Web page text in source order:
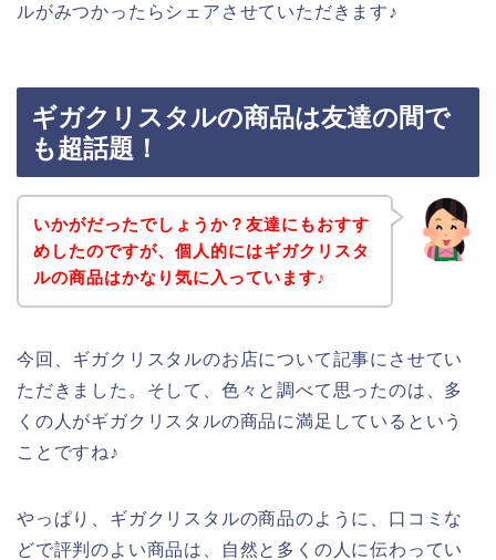
ルがみつかったらシェアさせていただきます♪
ギガクリスタルの商品は友達の間で
も超話題！
いかがだったでしょうか？友達にもおすす
めしたのですが、個人的にはギガクリスタ
ルの商品はかなり気に入っています♪
今回、ギガクリスタルのお店について記事にさせてい
ただきました。そして、色々と調べて思ったのは、多
くの人がギガクリスタルの商品に満足しているという
ことですね♪
やっぱり、ギガクリスタルの商品のように、口コミな
どで評判のよい商品は、自然と多くの人に伝わってい